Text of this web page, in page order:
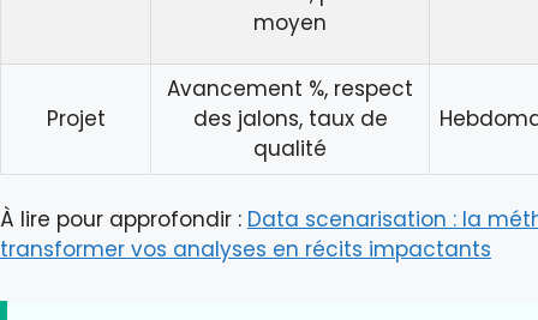
moyen
Projet
Avancement %, respect
des jalons, taux de
qualité
À lire pour approfondir : Data scenarisation : la
transformer vos analyses en récits impactants